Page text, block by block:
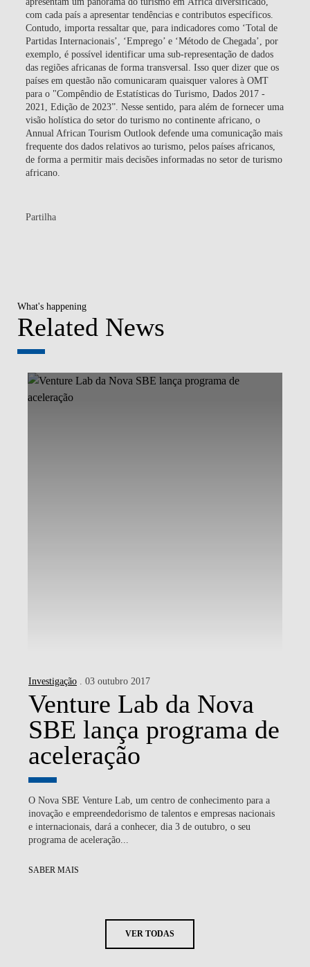
com cada país a apresentar tendências e contributos específicos.
Contudo, importa ressaltar que, para indicadores como ‘Total de
Partidas Internacionais’, ‘Emprego’ e ‘Método de Chegada’, por
exemplo, é possível identificar uma sub-representação de dados
das regiões africanas de forma transversal. Isso quer dizer que os
países em questão não comunicaram quaisquer valores à OMT
para o "Compêndio de Estatísticas do Turismo, Dados 2017 -
2021, Edição de 2023”. Nesse sentido, para além de fornecer uma
visão holística do setor do turismo no continente africano, o
Annual African Tourism Outlook defende uma comunicação mais
frequente dos dados relativos ao turismo, pelos países africanos,
de forma a permitir mais decisões informadas no setor de turismo
africano.
Partilha
What's happening
Related News
Investigação . 03 outubro 2017
Venture Lab da Nova
SBE lança programa de
aceleração
O Nova SBE Venture Lab, um centro de conhecimento para a
inovação e empreendedorismo de talentos e empresas nacionais
e internacionais, dará a conhecer, dia 3 de outubro, o seu
programa de aceleração...
SABER MAIS
VER TODAS